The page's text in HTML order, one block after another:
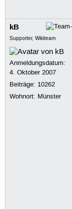
kB
Supporter, Wikiteam
Anmeldungsdatum:
4. Oktober 2007
Beiträge: 10262
Wohnort: Münster